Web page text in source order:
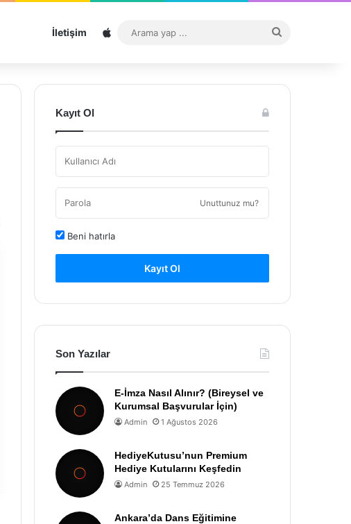
İletişim Sitemap
...
Kayıt Ol
Unuttunuz mu?
Beni hatırla
Kayıt Ol
Son Yazılar
E-İmza Nasıl Alınır? (Bireysel ve
Kurumsal Başvurular İçin)
Admin 1 Ağustos 2026
HediyeKutusu’nun Premium
Hediye Kutularını Keşfedin
Admin 25 Temmuz 2026
Ankara’da Dans Eğitimine